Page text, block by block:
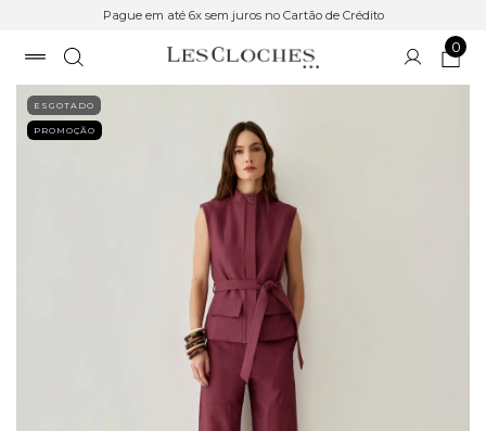
Pague em até 6x sem juros no Cartão de Crédito
0
ESGOTADO
PROMOÇÃO